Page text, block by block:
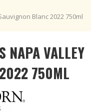
Blanc 2022 750ml
NAPA VALLEY
750ML